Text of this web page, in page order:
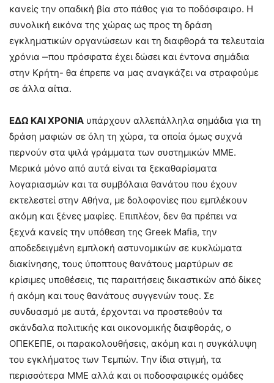
κανείς την οπαδική βία στο πάθος για το ποδόσφαιρο. Η
συνολική εικόνα της χώρας ως προς τη δράση
εγκληματικών οργανώσεων και τη διαφθορά τα τελευταία
χρόνια ‒που πρόσφατα έχει δώσει και έντονα σημάδια
στην Κρήτη- θα έπρεπε να μας αναγκάζει να στραφούμε
σε άλλα αίτια.
ΕΔΩ ΚΑΙ ΧΡΟΝΙΑ υπάρχουν αλλεπάλληλα σημάδια για τη
δράση μαφιών σε όλη τη χώρα, τα οποία όμως συχνά
περνούν στα ψιλά γράμματα των συστημικών ΜΜΕ.
Μερικά μόνο από αυτά είναι τα ξεκαθαρίσματα
λογαριασμών και τα συμβόλαια θανάτου που έχουν
εκτελεστεί στην Αθήνα, με δολοφονίες που εμπλέκουν
ακόμη και ξένες μαφίες. Επιπλέον, δεν θα πρέπει να
ξεχνά κανείς την υπόθεση της Greek Mafia, την
αποδεδειγμένη εμπλοκή αστυνομικών σε κυκλώματα
διακίνησης, τους ύποπτους θανάτους μαρτύρων σε
κρίσιμες υποθέσεις, τις παραιτήσεις δικαστικών από δίκες
ή ακόμη και τους θανάτους συγγενών τους. Σε
συνδυασμό με αυτά, έρχονται να προστεθούν τα
σκάνδαλα πολιτικής και οικονομικής διαφθοράς, ο
ΟΠΕΚΕΠΕ, οι παρακολουθήσεις, ακόμη και η συγκάλυψη
του εγκλήματος των Τεμπών. Την ίδια στιγμή, τα
περισσότερα ΜΜΕ αλλά και οι ποδοσφαιρικές ομάδες